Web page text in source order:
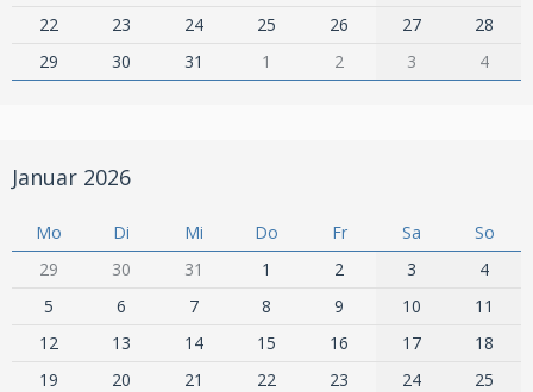
22
23 24 25 26 27
28
29
30 31 1 2 3 4
Januar 2026
Mo Di Mi Do Fr Sa
So
29
30 31 1 2 3
4
5
6 7 8 9 10
11
12
13 14 15 16 17
18
19
20 21 22 23 24 25